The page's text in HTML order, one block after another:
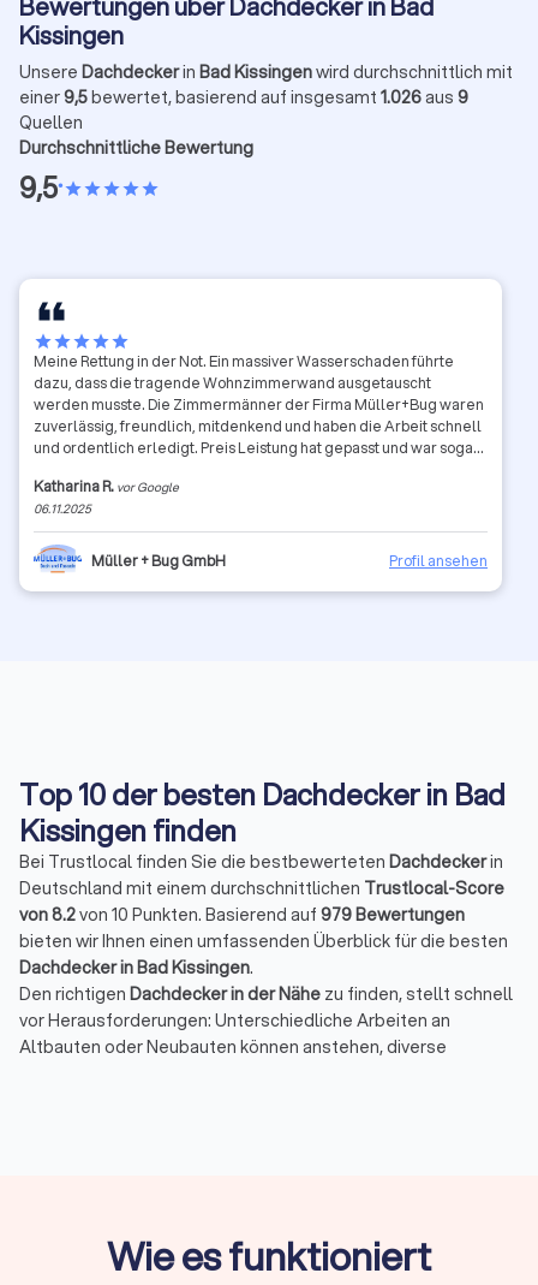
Bewertungen über Dachdecker in Bad
Kissingen
Unsere Dachdeckerin Bad Kissingenwird durchschnittlich mit
einer9,5bewertet, basierend auf insgesamt 1.026aus 9
Quellen
Durchschnittliche Bewertung
9,5•starstarstarstarstar
starstarstarstarstar
Meine Rettung in der Not. Ein massiver Wasserschaden führte
dazu, dass die tragende Wohnzimmerwand ausgetauscht
werden musste. Die Zimmermänner der Firma Müller+Bug waren
zuverlässig, freundlich, mitdenkend und haben die Arbeit schnell
und ordentlich erledigt. Preis Leistung hat gepasst und war sogar
Katharina R. vor Google
06.11.2025
Müller + Bug GmbH Profil ansehen
Top 10 der besten Dachdecker in Bad
Kissingen finden
Bei Trustlocal finden Sie die bestbewerteten Dachdeckerin
Deutschland mit einem durchschnittlichen Trustlocal-Score
von 8.2von 10 Punkten. Basierend auf 979 Bewertungen
bieten wir Ihnen einen umfassenden Überblick für die besten
Dachdecker in Bad Kissingen.
Den richtigen Dachdecker in der Nähe zu finden, stellt schnell
vor Herausforderungen: Unterschiedliche Arbeiten an
Altbauten oder Neubauten können anstehen, diverse
Was macht ein Dachdecker in Bad Kissingen?
Ein Dachdecker übernimmt weit mehr, als nur Ziegel
Wie es funktioniert